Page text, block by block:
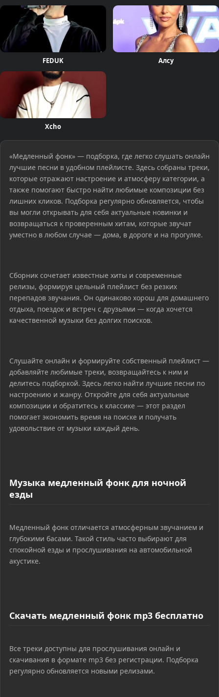
FEDUK Алсу
Xcho
«Медленный фонк» — подборка, где легко слушать онлайн
лучшие песни в удобном плейлисте. Здесь собраны треки,
которые отражают настроение и атмосферу категории, а
также помогают быстро найти любимые композиции без
лишних кликов. Подборка регулярно обновляется, чтобы
вы могли открывать для себя актуальные новинки и
возвращаться к проверенным хитам, которые звучат
уместно в любом случае — дома, в дороге и на прогулке.
Сборник сочетает известные хиты и современные
релизы, формируя цельный плейлист без резких
перепадов звучания. Он одинаково хорош для домашнего
отдыха, поездок и встреч с друзьями — когда хочется
качественной музыки без долгих поисков.
Слушайте онлайн и формируйте собственный плейлист —
добавляйте любимые треки, возвращайтесь к ним и
делитесь подборкой. Здесь легко найти лучшие песни по
настроению и жанру. Откройте для себя актуальные
композиции и обратитесь к классике — этот раздел
помогает экономить время на поиске и получать
удовольствие от музыки каждый день.
Музыка медленный фонк для ночной
езды
Медленный фонк отличается атмосферным звучанием и
глубокими басами. Такой стиль часто выбирают для
спокойной езды и прослушивания на автомобильной
акустике.
Скачать медленный фонк mp3 бесплатно
Все треки доступны для прослушивания онлайн и
скачивания в формате mp3 без регистрации. Подборка
регулярно обновляется новыми релизами.